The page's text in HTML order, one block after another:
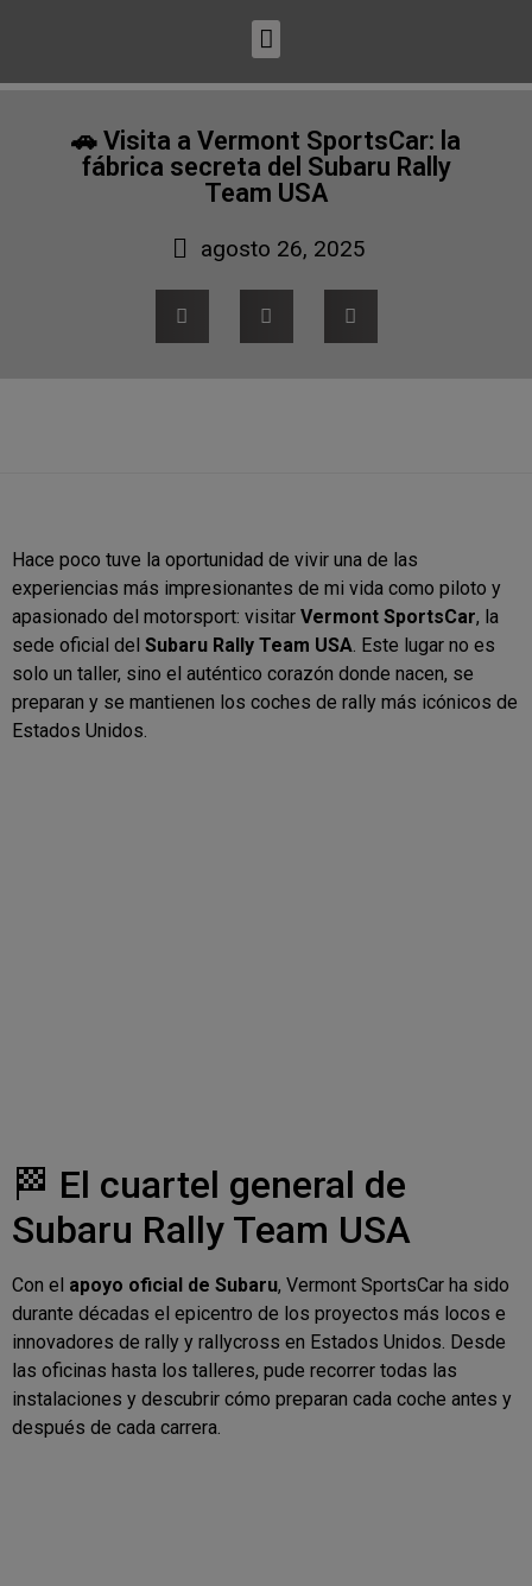
🚗 Visita a Vermont SportsCar: la
fábrica secreta del Subaru Rally
Team USA
agosto 26, 2025
Hace poco tuve la oportunidad de vivir una de las
experiencias más impresionantes de mi vida como piloto y
apasionado del motorsport: visitar Vermont SportsCar, la
sede oficial del Subaru Rally Team USA. Este lugar no es
solo un taller, sino el auténtico corazón donde nacen, se
preparan y se mantienen los coches de rally más icónicos de
Estados Unidos.
🏁 El cuartel general de
Subaru Rally Team USA
Con el apoyo oficial de Subaru, Vermont SportsCar ha sido
durante décadas el epicentro de los proyectos más locos e
innovadores de rally y rallycross en Estados Unidos. Desde
las oficinas hasta los talleres, pude recorrer todas las
instalaciones y descubrir cómo preparan cada coche antes y
después de cada carrera.